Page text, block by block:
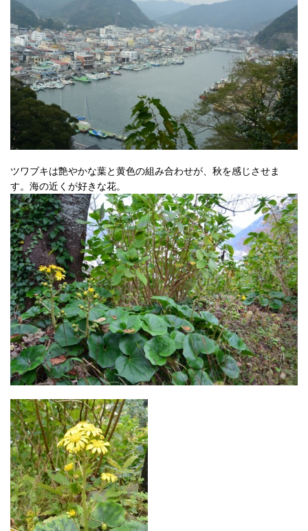
ツワブキは艶やかな葉と黄色の組み合わせが、秋を感じさせま
す。海の近くが好きな花。